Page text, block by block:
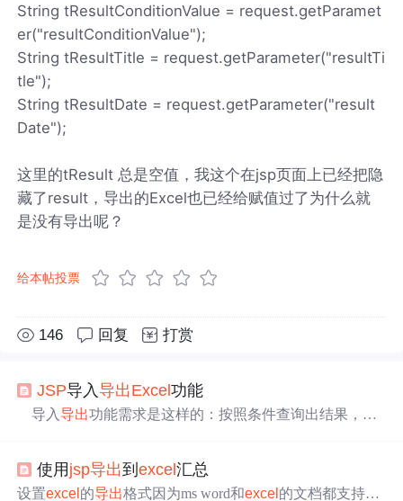
String tResultConditionValue = request.getParamet
er("resultConditionValue");
String tResultTitle = request.getParameter("resultTi
tle");
String tResultDate = request.getParameter("result
Date");
这里的tResult 总是空值，我这个在jsp页面上已经把隐
藏了result，导出的Excel也已经给赋值过了为什么就
是没有导出呢？
给本帖投票
146 回复 打赏
JSP导入导出Excel功能
导入导出功能需求是这样的：按照条件查询出结果，然
poi完成的，将poi-3.9.jar导入到WEB-INF下的lib的文件夹，
与此一起导入的还有commons-io-1.3.2.jar，commons-fileuplo
使用 jsp导出到excel汇总
设置excel 的导出格式因为ms word和excel 的文档都支持ht